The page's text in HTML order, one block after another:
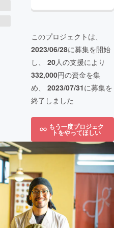
このプロジェクトは、
2023/06/28に募集を開始
し、 20人の支援により
332,000円の資金を集
め、 2023/07/31に募集を
終了しました
もう一度プロジェク
トをやってほしい